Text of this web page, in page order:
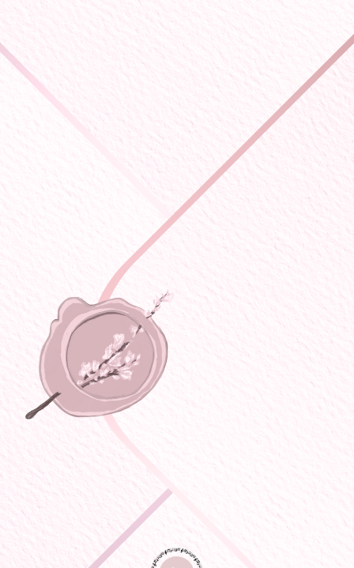
“Счастье - это когда ты нашел того, кто
искал тебя..”
ПРИГЛАШАЕМ ВАС НА НАШУ СВАДЬБУ